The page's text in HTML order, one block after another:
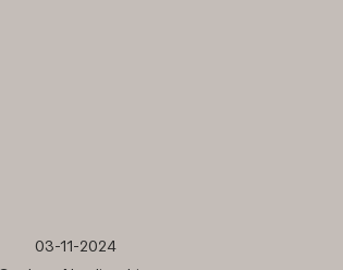
03-11-2024